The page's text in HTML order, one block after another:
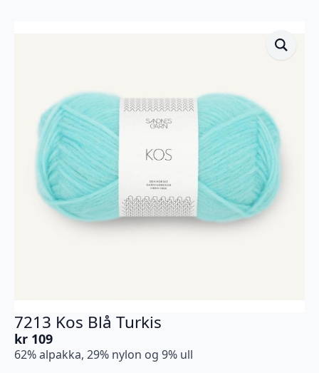
7213 Kos Blå Turkis
kr 109
62% alpakka, 29% nylon og 9% ull